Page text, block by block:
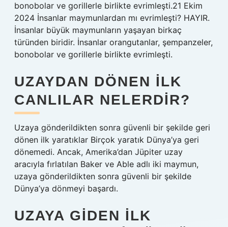
bonobolar ve gorillerle birlikte evrimleşti.21 Ekim
2024 İnsanlar maymunlardan mı evrimleşti? HAYIR.
İnsanlar büyük maymunların yaşayan birkaç
türünden biridir. İnsanlar orangutanlar, şempanzeler,
bonobolar ve gorillerle birlikte evrimleşti.
UZAYDAN DÖNEN ILK
CANLILAR NELERDIR?
Uzaya gönderildikten sonra güvenli bir şekilde geri
dönen ilk yaratıklar Birçok yaratık Dünya’ya geri
dönemedi. Ancak, Amerika’dan Jüpiter uzay
aracıyla fırlatılan Baker ve Able adlı iki maymun,
uzaya gönderildikten sonra güvenli bir şekilde
Dünya’ya dönmeyi başardı.
UZAYA GIDEN ILK